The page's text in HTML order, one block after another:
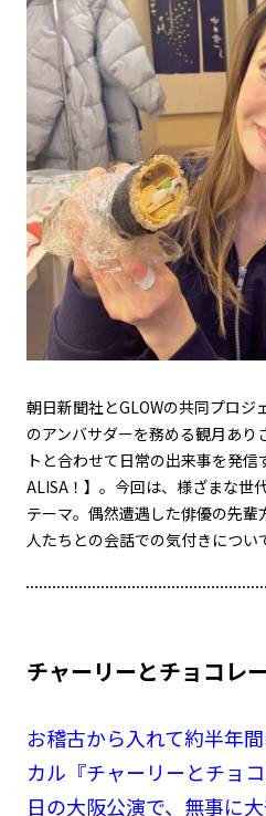
朝日新聞社とGLOWの共同プロジ
のアンバサダーを務める観月あり
トと合わせて日常の出来事を発
ALISA！】。今回は、様ざまな世
テーマ。偶然遭遇した俳優の先
人たちとの会話での気付きについ
チャーリーとチョコレ
お稽古から入れて約半年
カル『チャーリーとチョ
日の大阪公演で、無事に